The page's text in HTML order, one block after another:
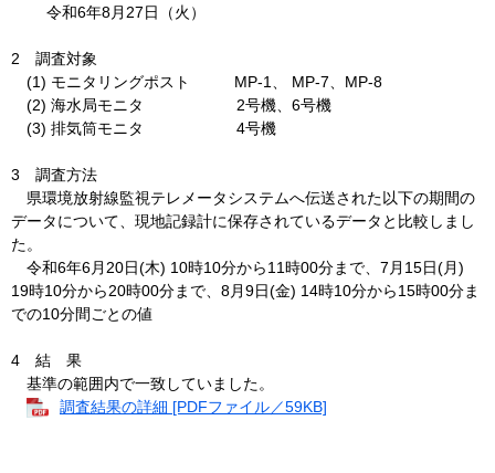
令和6年8月27日（火）
2 調査対象
(1) モニタリングポスト MP-1、 MP-7、MP-8
(2) 海水局モニタ 2号機、6号機
(3) 排気筒モニタ 4号機
3 調査方法
県環境放射線監視テレメータシステムへ伝送された以下の期間の
データについて、現地記録計に保存されているデータと比較しまし
た。
令和6年6月20日(木) 10時10分から11時00分まで、7月15日(月)
19時10分から20時00分まで、8月9日(金) 14時10分から15時00分ま
での10分間ごとの値
4 結 果
基準の範囲内で一致していました。
調査結果の詳細 [PDFファイル／59KB]